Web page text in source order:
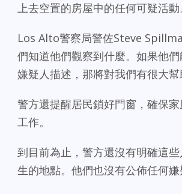
上去空置的房屋中的任何可疑活動
Los Alto警察局警佐Steve
們知道他們觀察到什麼。如果他
嫌疑人描述，那將對我們有很大幫
警方還提醒居民鎖好門窗，確保
工作。
到目前為止，警方還沒有明確這
生的地點。他們也沒有公佈任何嫌